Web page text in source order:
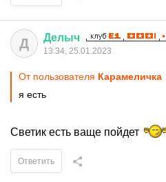
Д Делыч
13:34, 25.01.2023
От пользователя Кaрaмeличкa
я есть
Светик есть ваще пойдет
Ответить